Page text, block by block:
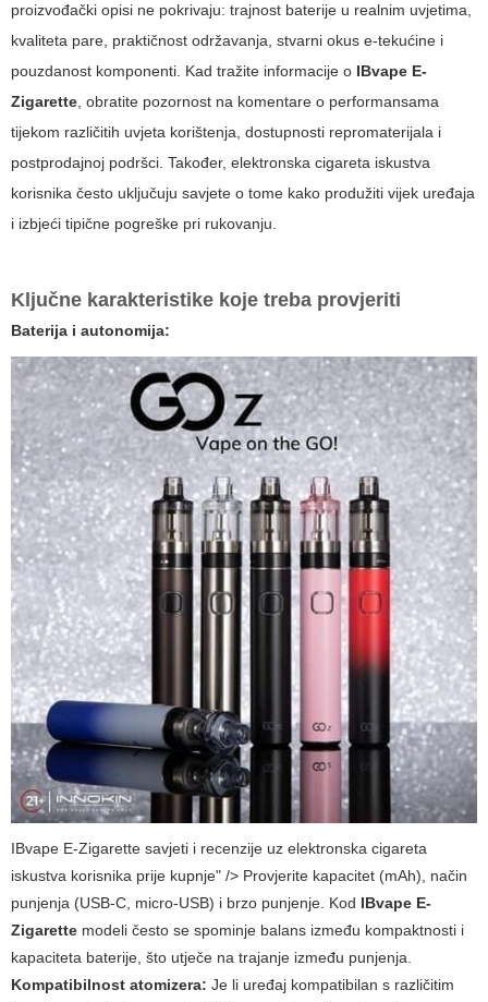
proizvođački opisi ne pokrivaju: trajnost baterije u realnim uvjetima,
kvaliteta pare, praktičnost održavanja, stvarni okus e-tekućine i
pouzdanost komponenti. Kad tražite informacije o IBvape E-
Zigarette, obratite pozornost na komentare o performansama
tijekom različitih uvjeta korištenja, dostupnosti repromaterijala i
postprodajnoj podršci. Također, elektronska cigareta iskustva
korisnika često uključuju savjete o tome kako produžiti vijek uređaja
i izbjeći tipične pogreške pri rukovanju.
Ključne karakteristike koje treba provjeriti
Baterija i autonomija:
IBvape E-Zigarette savjeti i recenzije uz elektronska cigareta
iskustva korisnika prije kupnje" /> Provjerite kapacitet (mAh), način
punjenja (USB-C, micro-USB) i brzo punjenje. Kod IBvape E-
Zigarette modeli često se spominje balans između kompaktnosti i
kapaciteta baterije, što utječe na trajanje između punjenja.
Kompatibilnost atomizera: Je li uređaj kompatibilan s različitim